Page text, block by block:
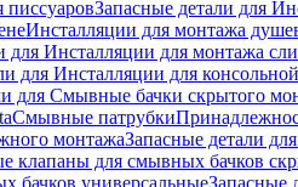
писсуаровЗапасные детали для
Инсталляции для монтажа
для Инсталляции для монтажа
для Инсталляции для
для Смывные бачки скрытого
Смывные патрубки
монтажаЗапасные детали
клапаны для смывных бачков
бачков универсальныеЗапасные